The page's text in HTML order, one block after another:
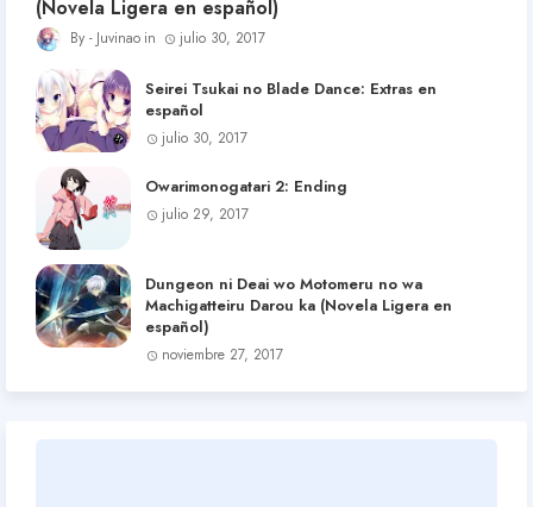
(Novela Ligera en español)
Juvinao julio 30, 2017
Seirei Tsukai no Blade Dance: Extras en
español
julio 30, 2017
Owarimonogatari 2: Ending
julio 29, 2017
Dungeon ni Deai wo Motomeru no wa
Machigatteiru Darou ka (Novela Ligera en
español)
noviembre 27, 2017